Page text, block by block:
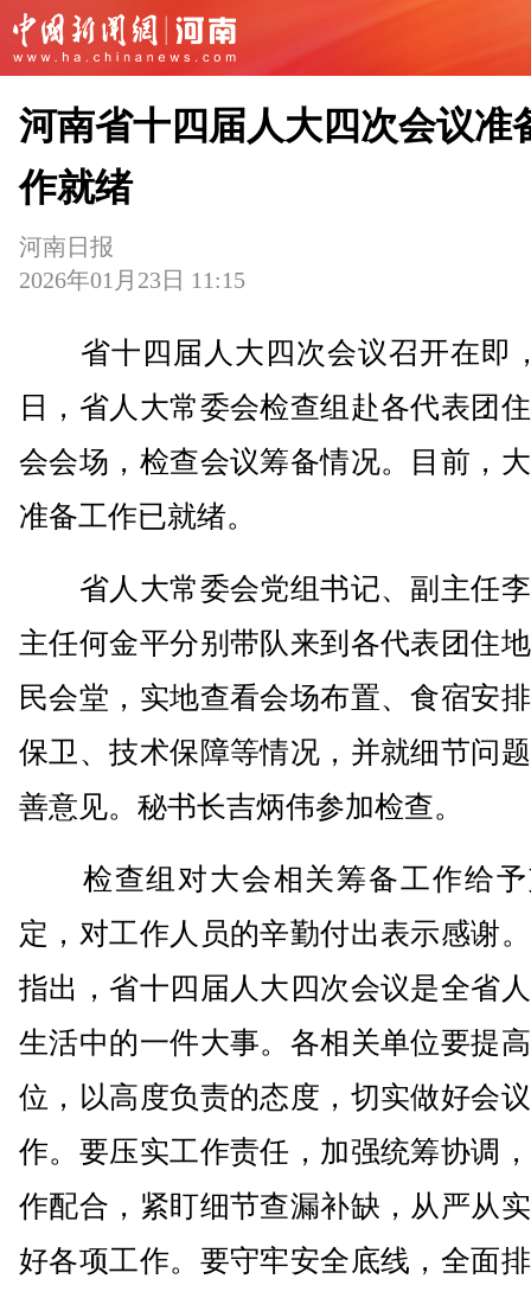
河南省十四届人大四次会议准
作就绪
河南日报
2026年01月23日 11:15
省十四届人大四次会议召开在即
日，省人大常委会检查组赴各代表团
会会场，检查会议筹备情况。目前，
准备工作已就绪。
省人大常委会党组书记、副主任
主任何金平分别带队来到各代表团住
民会堂，实地查看会场布置、食宿安
保卫、技术保障等情况，并就细节问
善意见。秘书长吉炳伟参加检查。
检查组对大会相关筹备工作给予
定，对工作人员的辛勤付出表示感谢
指出，省十四届人大四次会议是全省
生活中的一件大事。各相关单位要提
位，以高度负责的态度，切实做好会
作。要压实工作责任，加强统筹协调
作配合，紧盯细节查漏补缺，从严从
好各项工作。要守牢安全底线，全面